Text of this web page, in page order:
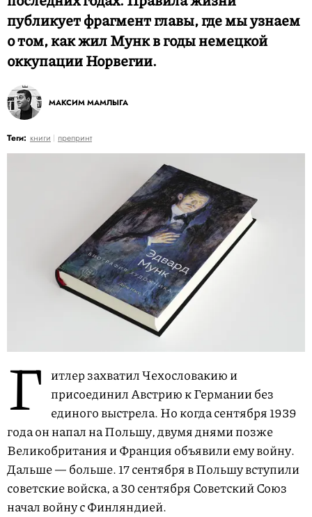
публикует фрагмент главы, где мы узнаем
о том, как жил Мунк в годы немецкой
оккупации Норвегии.
МАКСИМ МАМЛЫГА
Теги: книги препринт
Г итлер захватил Чехословакию и
присоединил Австрию к Германии без
единого выстрела. Но когда сентября 1939
года он напал на Польшу, двумя днями позже
Великобритания и Франция объявили ему войну.
Дальше — больше. 17 сентября в Польшу вступили
советские войска, а 30 сентября Советский Союз
начал войну с Финляндией.